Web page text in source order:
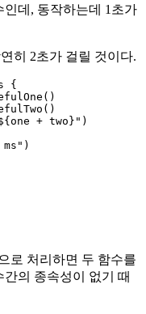
데, 동작하는데 1초가
히 2초가 걸릴 것이다.
{
()
()
+ two}" )
ms" )
로 처리하면 두 함수를
의 종속성이 없기 때